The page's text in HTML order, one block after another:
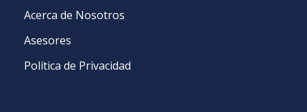
Acerca de Nosotros
Asesores
Política de Privacidad